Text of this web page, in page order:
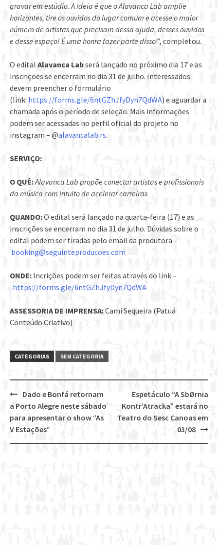
gravar em estúdio. A ideia é que o Alavanca Lab amplie
horizontes, tire os ouvidos do lugar comum e acesse o maior
número de artistas que precisam dessa ajuda, desses ouvidos
e desse espaço! É uma honra fazer parte disso!”, completou.
O edital Alavanca Labserá lançado no próximo dia 17 e as
inscrições se encerram no dia 31 de julho. Interessados
devem preencher o formulário
(link: https://forms.gle/6ntGZhJfyDyn7QdWA) e aguardar a
chamada após o período de seleção. Mais informações
podem ser acessadas no perfil oficial do projeto no
instagram – @alavancalab.rs.
SERVIÇO:
O QUÊ:Alavanca Lab propõe conectar artistas e profissionais
da música com intuito de acelerar carreiras
QUANDO:O edital será lançado na quarta-feira (17) e as
inscrições se encerram no dia 31 de julho. Dúvidas sobre o
edital podem ser tiradas pelo email da produtora –
booking@seguinteproducoes.com
ONDE: Incrições podem ser feitas através do link –
https://forms.gle/6ntGZhJfyDyn7QdWA
ASSESSORIA DE IMPRENSA:Cami Sequeira (Patuá
Conteúdo Criativo)
CATEGORIAS SEM CATEGORIA
Post
navigation
Espetáculo “A SbØrnia
Kontr’Atracka” estará no
Teatro do Sesc Canoas em
03/08
Dado e Bonfá retornam
a Porto Alegre neste sábado
para apresentar o show “As
V Estações”